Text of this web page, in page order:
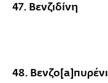
47. Βενζιδίνη
48.